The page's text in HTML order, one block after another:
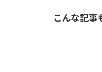
こんな記事